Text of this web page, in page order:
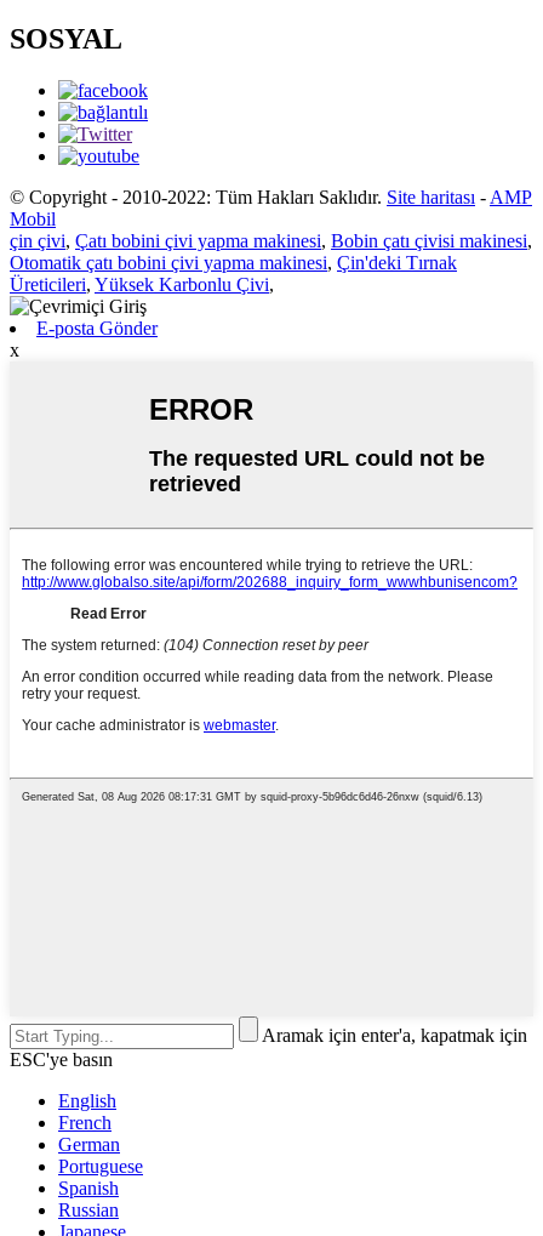
SOSYAL
© Copyright - 2010-2022: Tüm Hakları Saklıdır. Site haritası - AMP
Mobil
çin çivi, Çatı bobini çivi yapma makinesi, Bobin çatı çivisi makinesi,
Otomatik çatı bobini çivi yapma makinesi, Çin'deki Tırnak
Üreticileri, Yüksek Karbonlu Çivi,
E-posta Gönder
x
Aramak için enter'a, kapatmak için
ESC'ye basın
English
French
German
Portuguese
Spanish
Russian
Japanese